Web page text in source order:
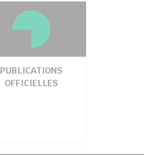
PUBLICATIONS
OFFICIELLES